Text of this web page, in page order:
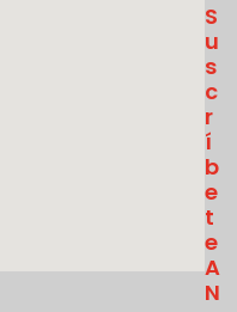
S
U
S
C
R
Í
B
E
T
E
A
N